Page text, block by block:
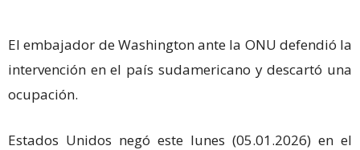
El embajador de Washington ante la ONU defendió la
intervención en el país sudamericano y descartó una
ocupación.
Estados Unidos negó este lunes (05.01.2026) en el